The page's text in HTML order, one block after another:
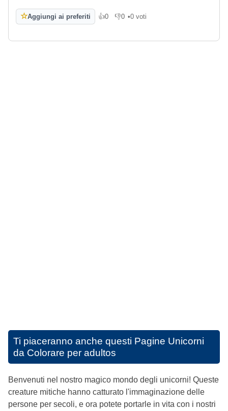
☆Aggiungi ai preferiti 👍0
Mi piace
👎0
Non mi piace
•0 voti
Ti piaceranno anche questi Pagine Unicorni
da Colorare per adultos
Benvenuti nel nostro magico mondo degli unicorni! Queste
creature mitiche hanno catturato l'immaginazione delle
persone per secoli, e ora potete portarle in vita con i nostri